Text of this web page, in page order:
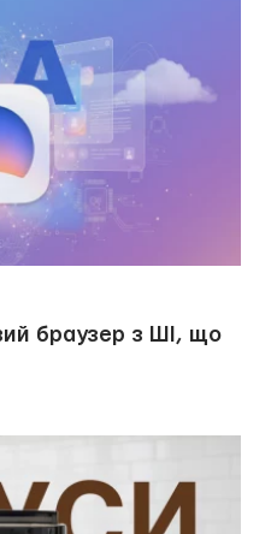
браузер з ШІ, що